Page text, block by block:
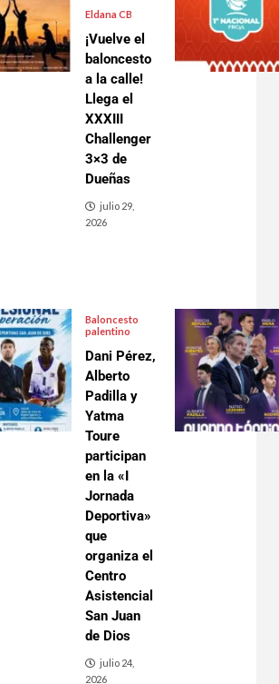
Eldana CB
¡Vuelve el
baloncesto
a la calle!
Llega el
XXXIII
Challenger
3×3 de
Dueñas
julio 29,
2026
Baloncesto
palentino
Dani Pérez,
Alberto
Padilla y
Yatma
Toure
participan
en la «I
Jornada
Deportiva»
que
organiza el
Centro
Asistencial
San Juan
de Dios
julio 24,
2026